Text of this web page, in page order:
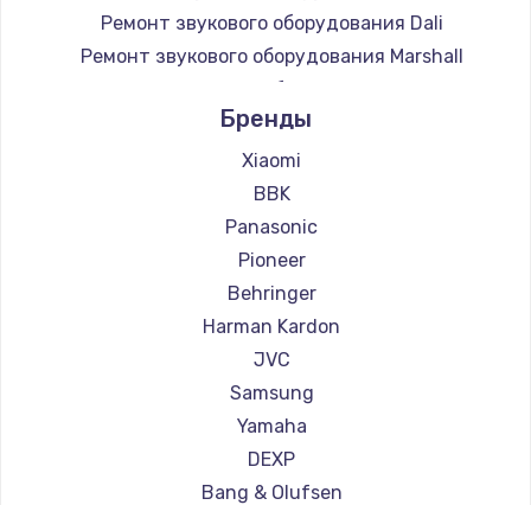
3900 руб.
Заказать
Настройка Wi-Fi
1030 руб.
Заказать
Замена вебкамеры
1260 руб.
Заказать
Установка драйверов
725 руб.
Заказать
Ремонт звукового оборудования Dali
Ремонт звукового оборудования Marshall
Ремонт звукового оборудования Supra
Бренды
Xiaomi
BBK
Panasonic
Pioneer
Behringer
Harman Kardon
JVC
Samsung
Yamaha
DEXP
Bang & Olufsen